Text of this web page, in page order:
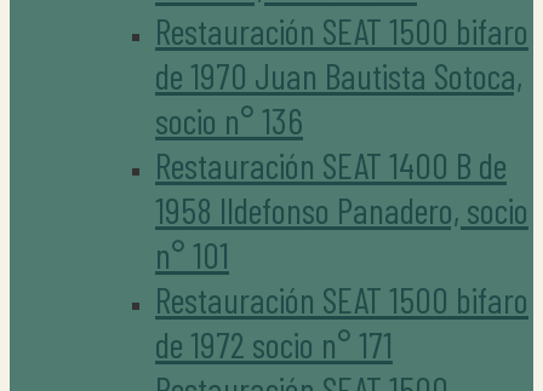
Restauración SEAT 1500 bifaro
de 1970 Juan Bautista Sotoca,
socio n° 136
Restauración SEAT 1400 B de
1958 Ildefonso Panadero, socio
n° 101
Restauración SEAT 1500 bifaro
de 1972 socio n° 171